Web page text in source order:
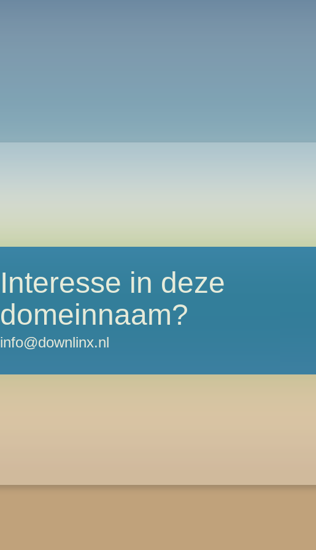
Interesse in deze
domeinnaam?
info@downlinx.nl